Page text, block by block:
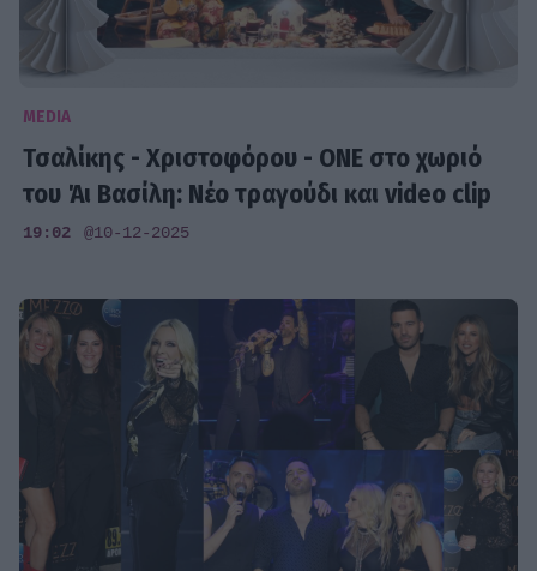
MEDIA
Τσαλίκης - Χριστοφόρου - ONE στο χωριό
του Άι Βασίλη: Νέο τραγούδι και video clip
19:02 @10-12-2025